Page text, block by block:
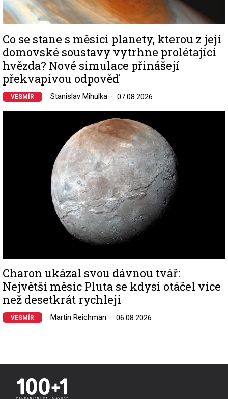
Co se stane s měsíci planety, kterou z její
domovské soustavy vytrhne prolétající
hvězda? Nové simulace přinášejí
překvapivou odpověď
VESMÍR Stanislav Mihulka 07.08.2026
Charon ukázal svou dávnou tvář:
Největší měsíc Pluta se kdysi otáčel více
než desetkrát rychleji
VESMÍR Martin Reichman 06.08.2026